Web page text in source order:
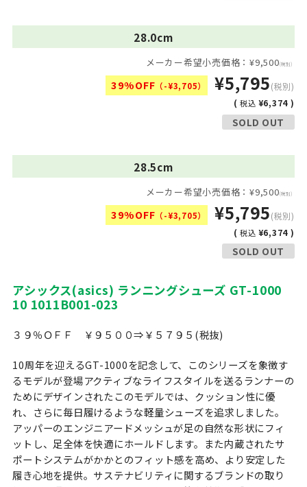
28.0cm
メーカー希望小売価格：¥9,500(税別)
39%OFF （-¥3,705） ¥5,795(税別)
(税込 ¥6,374 )
SOLD OUT
28.5cm
メーカー希望小売価格：¥9,500(税別)
39%OFF （-¥3,705） ¥5,795(税別)
(税込 ¥6,374 )
SOLD OUT
アシックス(asics) ランニングシューズ GT-1000
10 1011B001-023
３９％ＯＦＦ ￥９５００⇒￥５７９５(税抜)
10周年を迎えるGT-1000を記念して、このシリーズを象徴す
るモデルが登場アクティブなライフスタイルを送るランナーの
ためにデザインされたこのモデルでは、クッション性に優
れ、さらに毎日履けるような軽量シューズを追求しました。
アッパーのエンジニアードメッシュが足の自然な形状にフィ
ットし、足全体を快適にホールドします。また内蔵されたサ
ポートシステムがかかとのフィット感を高め、より安定した
履き心地を提供。サステナビリティに関するブランドの取り